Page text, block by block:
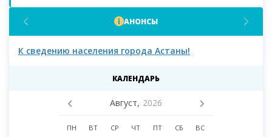
АНОНСЫ
К сведению населения города Астаны!
КАЛЕНДАРЬ
Август, 2026
ПН ВТ СР ЧТ ПТ СБ ВС